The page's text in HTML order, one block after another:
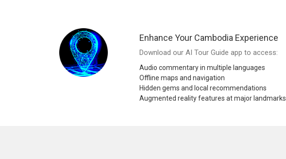
Enhance Your Cambodia Experience
Download our AI Tour Guide app to access:
Audio commentary in multiple languages
Offline maps and navigation
Hidden gems and local recommendations
Augmented reality features at major landmarks